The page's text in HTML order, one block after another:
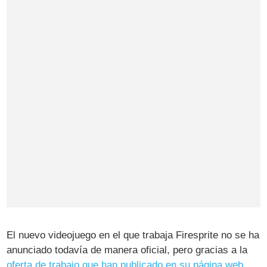
El nuevo videojuego en el que trabaja Firesprite no se ha
anunciado todavía de manera oficial, pero gracias a la
oferta de trabajo que han publicado en su página web